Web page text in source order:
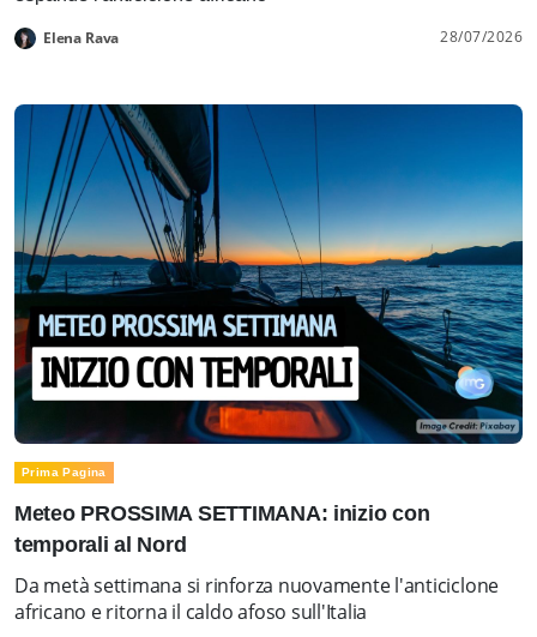
Elena Rava 28/07/2026
Prima Pagina
Meteo PROSSIMA SETTIMANA: inizio con
temporali al Nord
Da metà settimana si rinforza nuovamente l'anticiclone
africano e ritorna il caldo afoso sull'Italia